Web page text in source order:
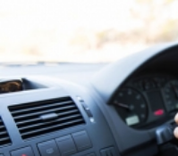
テ
ィ
タ
イ
ム